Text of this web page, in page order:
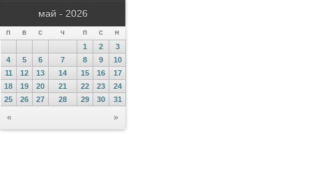
май - 2026
П В С Ч П С Н
« »
1 2
3
4
5 6 7 8 9
10
11
12 13 14 15 16
17
18
19 20 21 22 23
24
25
26 27 28 29 30 31